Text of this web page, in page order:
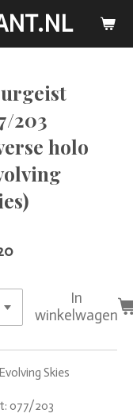
203
holo
In
winkelwagen
Skies
077/203